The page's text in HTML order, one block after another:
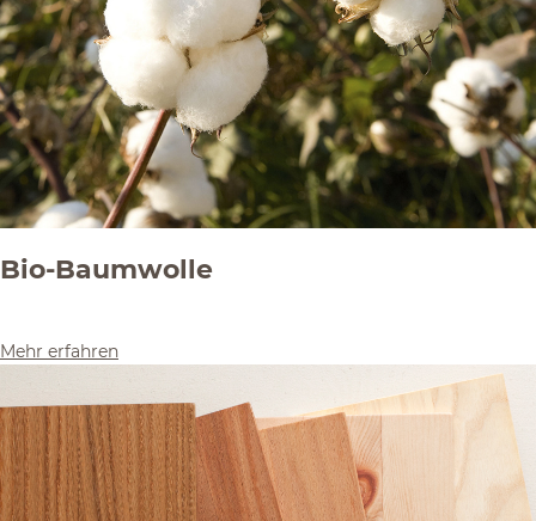
Bio-Baumwolle
Mehr erfahren